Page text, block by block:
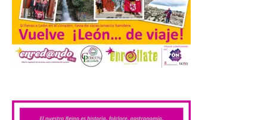
El Ayuntamiento de
Cabrillanes analizará,
conforme a la legalidad, la
solicitud para la
celebración del Iberia
Eclipse Festival